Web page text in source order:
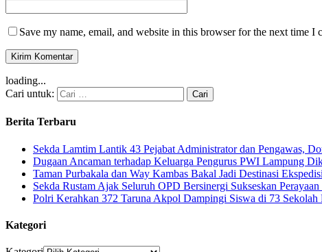
Save my name, email, and website in this browser for the next time I
loading...
Cari untuk:
Berita Terbaru
Sekda Lamtim Lantik 43 Pejabat Administrator dan Pengawas,
Dugaan Ancaman terhadap Keluarga Pengurus PWI Lampung
Taman Purbakala dan Way Kambas Bakal Jadi Destinasi
Sekda Rustam Ajak Seluruh OPD Bersinergi Sukseskan
Polri Kerahkan 372 Taruna Akpol Dampingi Siswa di 73
Kategori